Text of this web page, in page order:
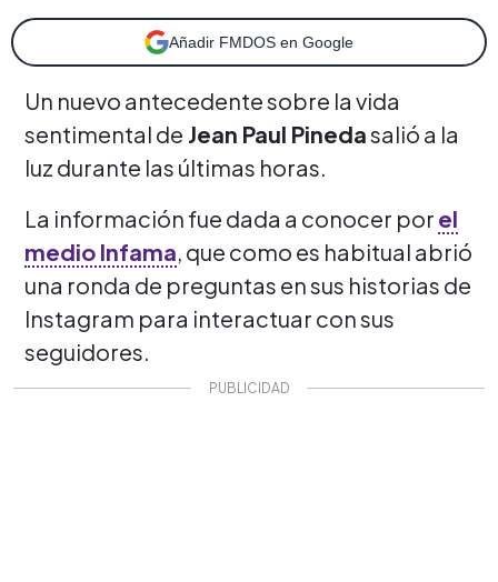
Añadir FMDOS en Google
Un nuevo antecedente sobre la vida
sentimental de Jean Paul Pinedasalió a la
luz durante las últimas horas.
La información fue dada a conocer por el
medio Infama, que como es habitual abrió
una ronda de preguntas en sus historias de
Instagram para interactuar con sus
seguidores.